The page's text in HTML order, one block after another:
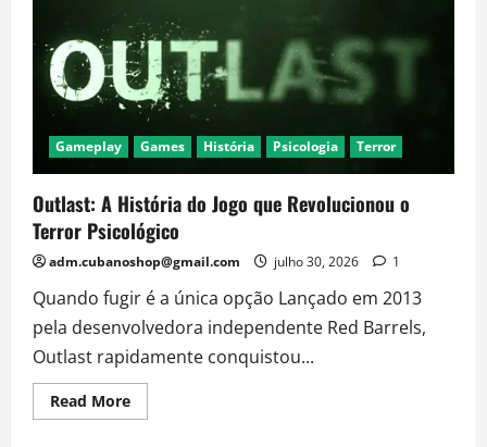
Jogos
de
Terror
Também
Vão
Tirar
Seu
Sono
Gameplay Games História Psicologia Terror
Outlast: A História do Jogo que Revolucionou o
Terror Psicológico
adm.cubanoshop@gmail.com julho 30, 2026 1
Quando fugir é a única opção Lançado em 2013
pela desenvolvedora independente Red Barrels,
Outlast rapidamente conquistou...
Read MoreRead
more